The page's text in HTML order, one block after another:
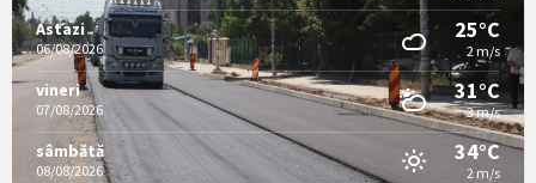
Astazi
06/08/2026
25°C
2 m/s
vineri
07/08/2026
31°C
3 m/s
sâmbătă
08/08/2026
34°C
2 m/s